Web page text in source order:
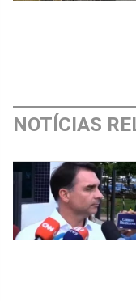
NOTÍCIAS